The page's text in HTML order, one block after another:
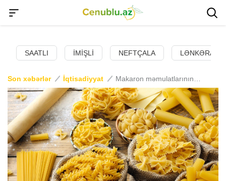
SAATLI İMIŞLI NEFTÇALA LƏNKƏRAN
Son xəbərlər İqtisadiyyat